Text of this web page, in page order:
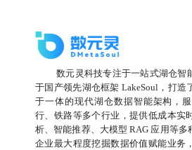
数元灵科技专注于一站式湖仓智
于国产领先湖仓框架 LakeSoul，打造
于一体的现代湖仓数据智能架构，
行、铁路等多个行业，提供低成本实
析、智能推荐、大模型 RAG 应用等多
企业最大程度挖掘数据价值赋能业务